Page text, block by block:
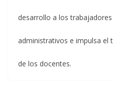
desarrollo a los trabajadores
administrativos e impulsa el
de los docentes.